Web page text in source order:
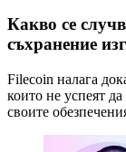
Какво се
съхранение
Filecoin налага
които не успеят
своите